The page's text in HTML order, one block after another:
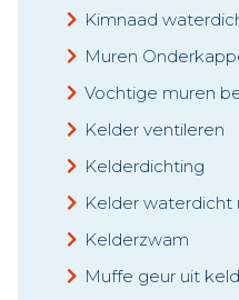
Kimnaad
Muren
Vochtige muren
Kelder ventileren
Kelderdichting
Kelder waterdicht
Kelderzwam
Muffe geur uit